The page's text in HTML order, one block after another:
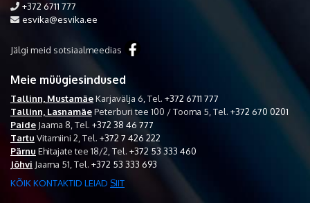
+372 6711 777
esvika@esvika.ee
Jälgi meid sotsiaalmeedias
Meie müügiesindused
Tallinn, MustamäeKarjavälja 6, Tel. +372 6711 777
Tallinn, LasnamäePeterburi tee 100 / Tooma 5, Tel. +372 670 0201
Paide Jaama 8, Tel. +372 38 46 777
Tartu Vitamiini 2, Tel. +372 7 426 222
Pärnu Ehitajate tee 18/2, Tel. +372 53 333 460
Jõhvi Jaama 51, Tel. +372 53 333 693
KÕIK KONTAKTID LEIAD SIIT